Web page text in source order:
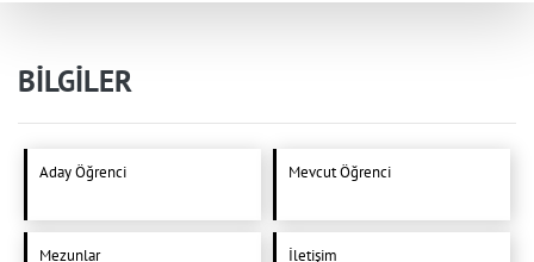
BİLGİLER
Aday Öğrenci Mevcut Öğrenci
Mezunlar İletişim